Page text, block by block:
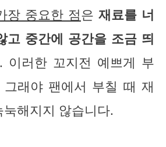
장 중요한 점은 재료를 너
고 중간에 공간을 조금 띄
이러한 꼬지전 예쁘게 부
래야 팬에서 부칠 때 재
해지지 않습니다.